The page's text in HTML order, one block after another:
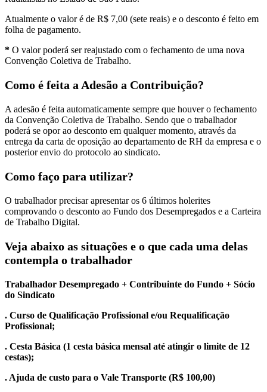
Atualmente o valor é de R$ 7,00 (sete reais) e o desconto é feito em
folha de pagamento.
* O valor poderá ser reajustado com o fechamento de uma nova
Convenção Coletiva de Trabalho.
Como é feita a Adesão a Contribuição?
A adesão é feita automaticamente sempre que houver o fechamento
da Convenção Coletiva de Trabalho. Sendo que o trabalhador
poderá se opor ao desconto em qualquer momento, através da
entrega da carta de oposição ao departamento de RH da empresa e o
posterior envio do protocolo ao sindicato.
Como faço para utilizar?
O trabalhador precisar apresentar os 6 últimos holerites
comprovando o desconto ao Fundo dos Desempregados e a Carteira
de Trabalho Digital.
Veja abaixo as situações e o que cada uma delas
contempla o trabalhador
Trabalhador Desempregado + Contribuinte do Fundo + Sócio
do Sindicato
. Curso de Qualificação Profissional e/ou Requalificação
Profissional;
. Cesta Básica (1 cesta básica mensal até atingir o limite de 12
cestas);
. Ajuda de custo para o Vale Transporte (R$ 100,00)